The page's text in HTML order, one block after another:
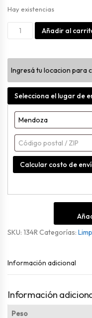
Hay existencias
Repuesto
Algodon
cantidad
Añadir al
Ingresá tu locacion para
Selecciona el lugar de
Calcular costo de
SKU: 134RCategorías:
Información adicional
Información
Peso